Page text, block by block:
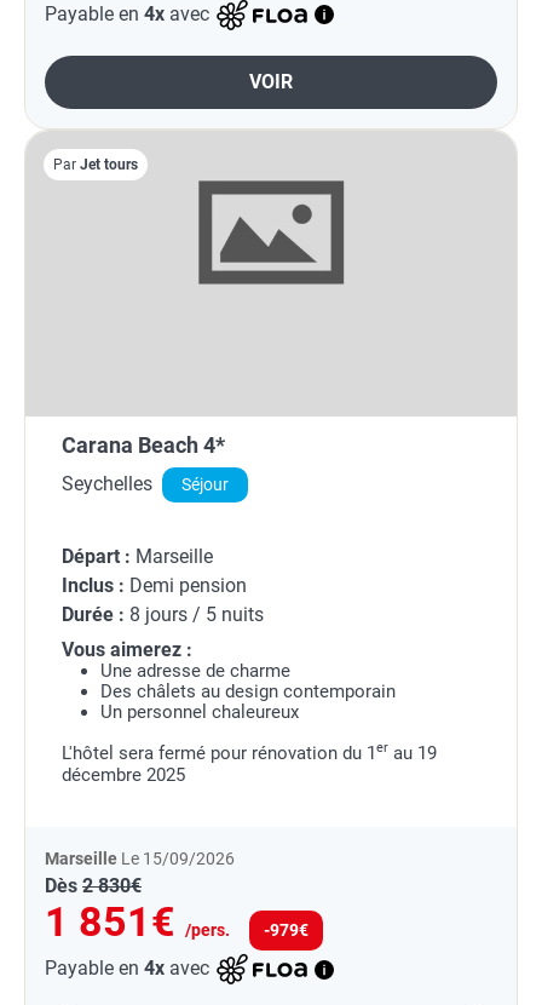
Payable en 4x avec
VOIR
Par Jet tours
Carana Beach 4*
Seychelles Séjour
Départ : Marseille
Inclus : Demi pension
Durée : 8 jours / 5 nuits
Vous aimerez :
Une adresse de charme
Des châlets au design contemporain
Un personnel chaleureux
L'hôtel sera fermé pour rénovation du 1er au 19
décembre 2025
Marseille Le 15/09/2026
Dès 2 830€
1 851€ /pers. -979€
Payable en 4x avec